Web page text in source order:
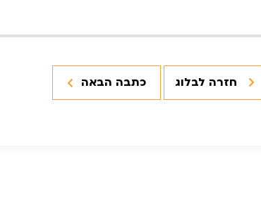
חזרה לבלוג כתבה הבאה